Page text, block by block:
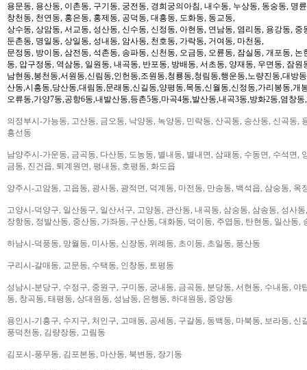
용문동, 용산동, 이촌동, 구기동, 궁전동, 경희궁의아침, 내수동, 누상동, 동숭동, 명
창천동, 천연동, 홍은동, 홍제동, 공덕동, 대흥동, 도화동, 동교동,
상수동, 상암동, 서교동, 성산동, 신수동, 신정동, 아현동, 연남동, 염리동, 용강동,
둔촌동, 명일동, 상일동, 성내동, 암사동, 천호동, 가락동, 거여동, 마천동,
문정동, 방이동, 삼전동, 석촌동, 송파동, 신천동, 오금동, 오륜동, 잠실동, 개포동,
동, 압구정동, 역삼동, 일원동, 내곡동, 반포동, 방배동, 서초동, 양재동, 우면동, 잠원
남현동,봉천동,서원동,신림동,인헌동,조원동,청룡동,청림동,행운동,노량진동,대방
산동,시흥동,당산동,대림동,문래동,신길동,양평동,목동,신월동,신정동,가리봉동,개
오류동,가양7동,공항6동,내발산동,등촌5동,마곡4동,발산동,내곡3동,방화2동,염창동
의정부시-가능동, 고산동, 금오동, 낙양동, 녹양동, 민락동, 산곡동, 송산동, 신곡동,
흥선동
남양주시-가운동, 금곡동, 다산동, 도농동, 별내동, 별내면, 삼패동, 수동면, 수석면,
금동, 진건읍, 퇴계원면, 평내동, 호평동, 화도읍
양주시-고암동, 고읍동, 광사동, 광적면, 덕계동, 마전동, 만송동, 백석읍, 삼숭동, 옥
고양시-덕양구, 일산동구, 일산서구, 고양동, 관산동, 내곡동, 삼숭동, 삼송동, 성사
장항동, 정발산동, 중산동, 가좌동, 구산동, 대화동, 덕이동, 주엽동, 탄현동, 일산동,
하남시-덕풍동, 망월동, 미사동, 신장동, 위례동, 초이동, 초일동, 풍산동
구리시-갈매동, 교문동, 수택동, 인창동, 토평동
성남시-분당구, 수정구, 중원구, 구미동, 궁내동, 금곡동, 분당동, 서현동, 수내동,
동, 창곡동, 태평동, 상대원동, 성남동, 은행동, 하대원동, 중앙동
용인시-기흥구, 수지구, 처인구, 고매동, 공세동, 구갈동, 동백동, 마북동, 보라동,
풍덕천동, 김량장동, 고림동
김포시-풍무동, 김포본동, 마산동, 북변동, 장기동